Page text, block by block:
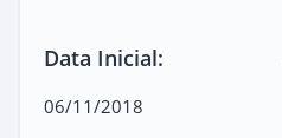
Data Inicial:
06/11/2018